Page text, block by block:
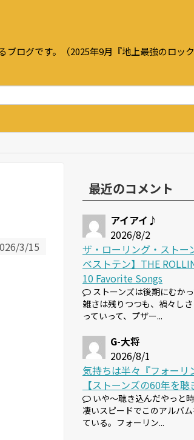
ログです。（2025年9月『地上最強のロッ
3/15
最近のコメント
アイアイ♪
2026/8/2
ザ・ローリング・ストー
ベストテン】THE
10 Favorite Songs
ストーンズは後期にむか
雑さは残りつつも、禍々し
っていって、プザー...
G-大将
2026/8/1
気持ちは半々『フォーリ
【ストーンズの60年を
いや～聴き込んだやっと
凄いスピードでこのアルバ
ている。フォーリン...